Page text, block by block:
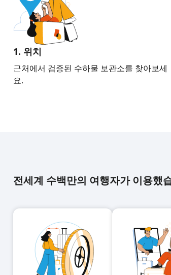
1. 위치
근처에서 검증된 수하물 보관소를 찾아보세
요.
전세계 수백만의 여행자가 이용했